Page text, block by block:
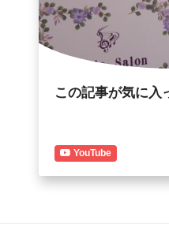
この記事が気に入
YouTube